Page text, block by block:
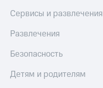
Сервисы и развлечения
Развлечения
Безопасность
Детям и родителям